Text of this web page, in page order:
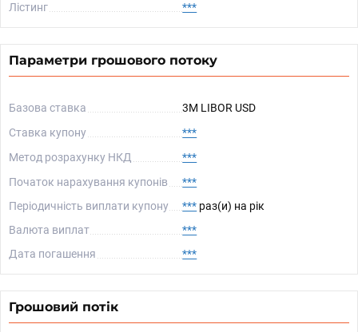
Лістинг ***
Параметри грошового потоку
Базова ставка
3M LIBOR USD
Ставка купону
***
Метод розрахунку НКД
***
Початок нарахування купонів
***
Періодичність виплати купону
*** раз(и) на рік
Валюта виплат
***
Дата погашення
***
Грошовий потік